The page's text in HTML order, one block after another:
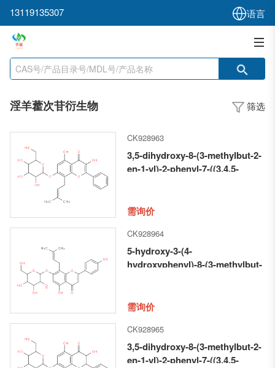
13119135307 语言
淫羊藿次苷衍生物 筛选
CK928963
3,5-dihydroxy-8-(3-methylbut-2-
en-1-yl)-2-phenyl-7-((3,4,5-
pyran-2-yl)oxy)-4H-chromen-4-
需询价
CK928964
5-hydroxy-3-(4-
hydroxyphenyl)-8-(3-methylbut-
pyran-2-yl)oxy)-4H-chromen-4-
需询价
CK928965
3,5-dihydroxy-8-(3-methylbut-2-
en-1-yl)-2-phenyl-7-((3,4,5-